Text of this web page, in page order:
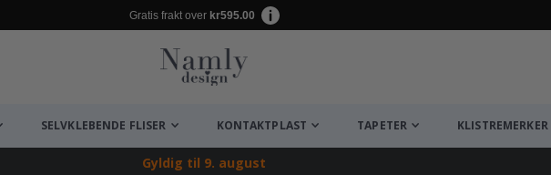
Gratis frakt over kr595.00
SELVKLEBENDE FLISER KONTAKTPLAST TAPETER KLISTREMERKER
Gyldig til 9. august